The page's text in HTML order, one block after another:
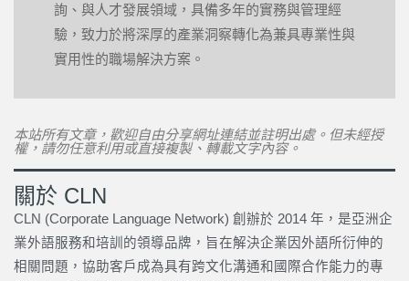
詢、與人才發展領域，具備多年的實務與管理經
驗，致力於將深厚的產業洞察轉化為兼具專業性與
實用性的職場解決方案。
本站所有文章，歡迎自由分享網址連結並註明出處。但未經授
權，請勿任意利用或直接複製、轉載文字內容。
關於 CLN
CLN (Corporate Language Network) 創辦於 2014 年，是亞洲企
業外語服務和培訓的領導品牌，旨在解決企業因外語所衍伸的
相關問題，協助客戶成為具有跨文化溝通和國際合作能力的專